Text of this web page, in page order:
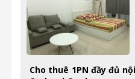
Cho thuê 1PN đầy đủ